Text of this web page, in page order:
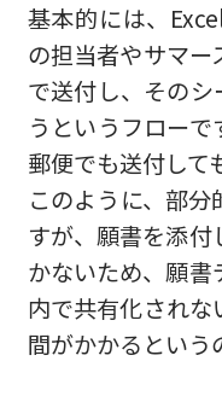
基本的には、
の担当者やサマ
で送付し、そのシ
うというフロー
郵便でも送付して
このように、部
すが、願書を添
かないため、願
内で共有化され
間がかかるという